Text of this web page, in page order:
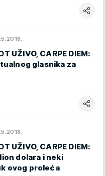
UŽIVO, CARPE DIEM:
glasnika za
UŽIVO, CARPE DIEM:
dolara i neki
ovog proleća